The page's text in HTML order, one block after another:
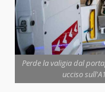
Perde la valigia dal
ucciso